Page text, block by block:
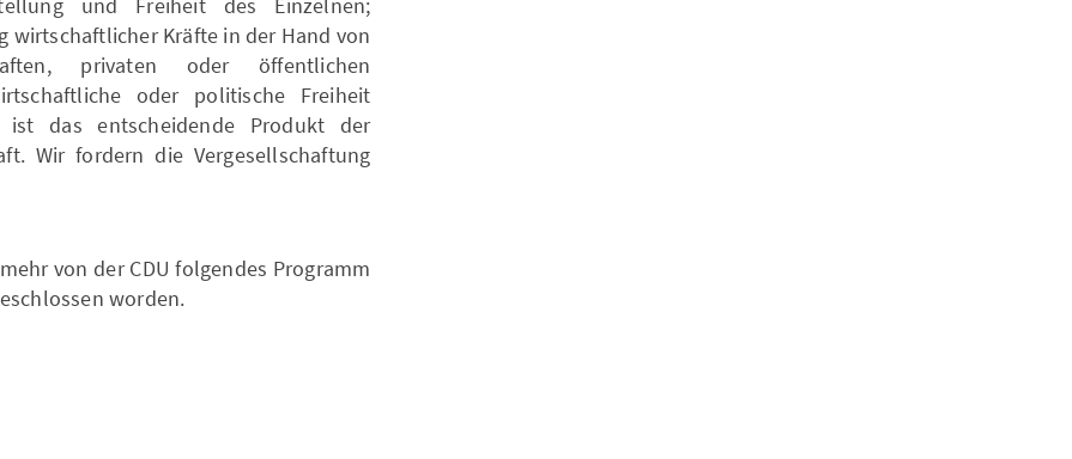
wirtschaftlicher Kräfte in der Hand von
privaten oder öffentlichen
oder politische Freiheit
das entscheidende Produkt der
Wir fordern die Vergesellschaftung
von der CDU folgendes Programm
worden.